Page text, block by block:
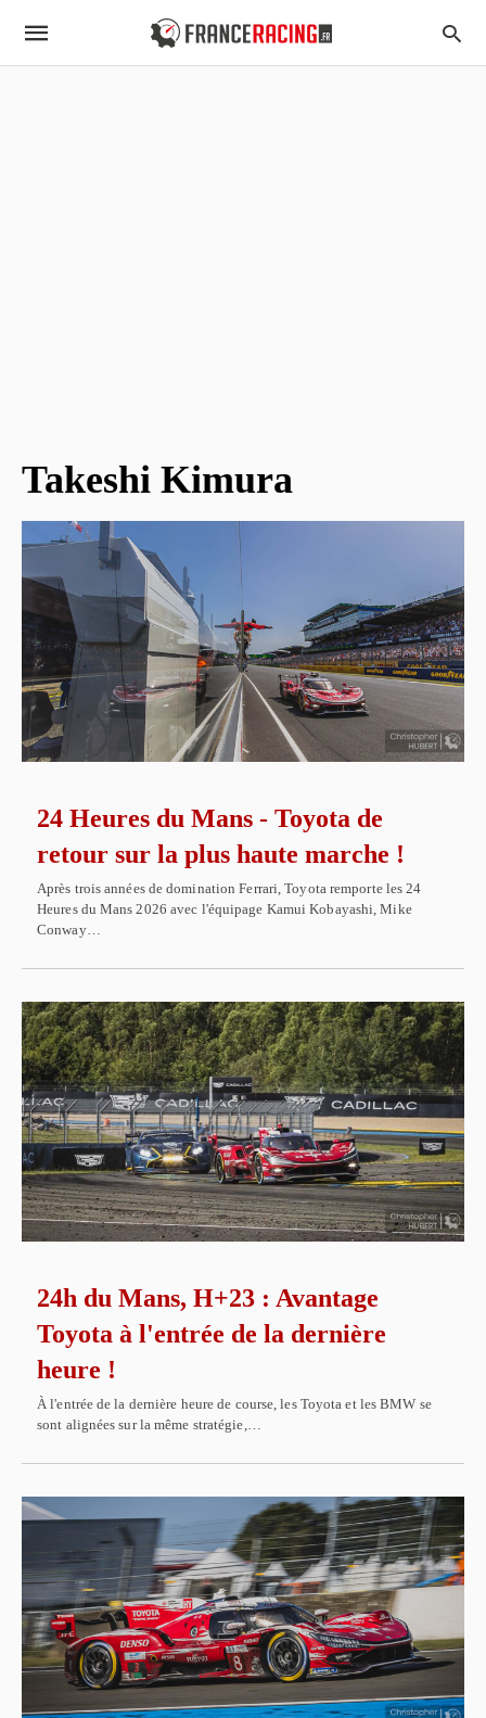
Takeshi Kimura
24 Heures du Mans - Toyota de
retour sur la plus haute marche !
Après trois années de domination Ferrari, Toyota remporte les 24
Heures du Mans 2026 avec l'équipage Kamui Kobayashi, Mike
Conway…
24h du Mans, H+23 : Avantage
Toyota à l'entrée de la dernière
heure !
À l'entrée de la dernière heure de course, les Toyota et les BMW se
sont alignées sur la même stratégie,…